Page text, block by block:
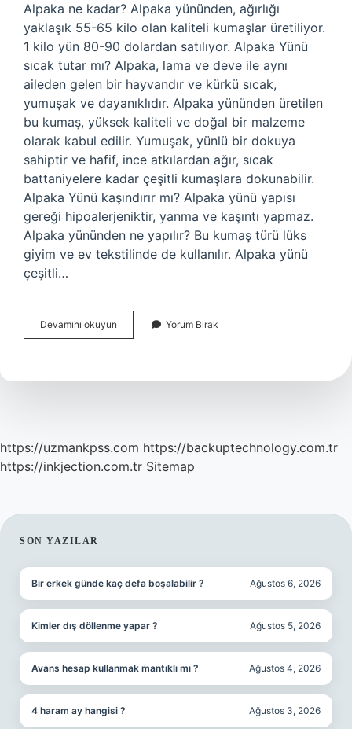
Alpaka ne kadar? Alpaka yününden, ağırlığı
yaklaşık 55-65 kilo olan kaliteli kumaşlar üretiliyor.
1 kilo yün 80-90 dolardan satılıyor. Alpaka Yünü
sıcak tutar mı? Alpaka, lama ve deve ile aynı
aileden gelen bir hayvandır ve kürkü sıcak,
yumuşak ve dayanıklıdır. Alpaka yününden üretilen
bu kumaş, yüksek kaliteli ve doğal bir malzeme
olarak kabul edilir. Yumuşak, yünlü bir dokuya
sahiptir ve hafif, ince atkılardan ağır, sıcak
battaniyelere kadar çeşitli kumaşlara dokunabilir.
Alpaka Yünü kaşındırır mı? Alpaka yünü yapısı
gereği hipoalerjeniktir, yanma ve kaşıntı yapmaz.
Alpaka yününden ne yapılır? Bu kumaş türü lüks
giyim ve ev tekstilinde de kullanılır. Alpaka yünü
çeşitli…
Devamını okuyun
Yünü
Yorum Bırak
https://uzmankpss.com https://backuptechnology.com.tr
https://inkjection.com.tr Sitemap
SIDEBAR
SON YAZILAR
Bir erkek günde kaç defa boşalabilir ? Ağustos 6, 2026
Kimler dış döllenme yapar ? Ağustos 5, 2026
Avans hesap kullanmak mantıklı mı ? Ağustos 4, 2026
4 haram ay hangisi ? Ağustos 3, 2026